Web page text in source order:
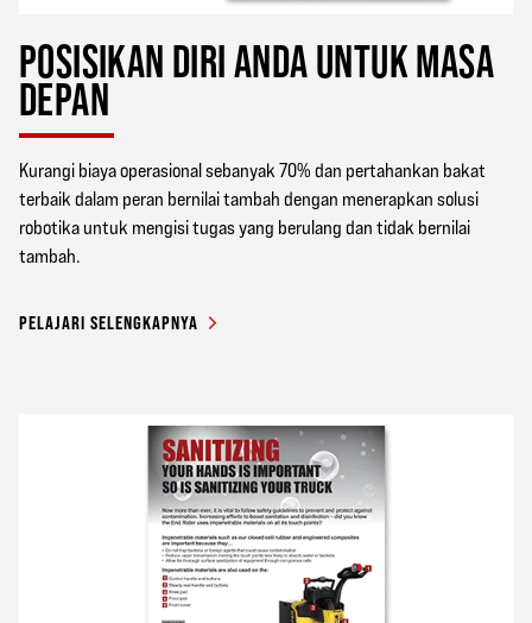
POSISIKAN DIRI ANDA UNTUK MASA
DEPAN
Kurangi biaya operasional sebanyak 70% dan pertahankan bakat
terbaik dalam peran bernilai tambah dengan menerapkan solusi
robotika untuk mengisi tugas yang berulang dan tidak bernilai
tambah.
PELAJARI SELENGKAPNYA